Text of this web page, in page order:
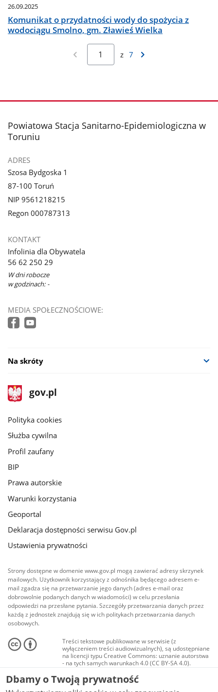
26.09.2025
Komunikat o przydatności wody do spożycia z
wodociągu Smolno, gm. Zławieś Wielka
z 7
stopka
Powiatowa Stacja Sanitarno-Epidemiologiczna w
Toruniu
ADRES
Szosa Bydgoska 1
87-100 Toruń
NIP 9561218215
Regon 000787313
KONTAKT
Infolinia dla Obywatela
56 62 250 29
W dni robocze
w godzinach: -
MEDIA SPOŁECZNOŚCIOWE:
Na skróty
stopka
gov.pl
Strona
gov.pl
gov.pl
Polityka cookies
Służba cywilna
Profil zaufany
BIP
Prawa autorskie
Warunki korzystania
Geoportal
Deklaracja dostępności serwisu Gov.pl
Ustawienia prywatności
Strony dostępne w domenie www.gov.pl mogą zawierać adresy skrzynek
mailowych. Użytkownik korzystający z odnośnika będącego adresem e-
mail zgadza się na przetwarzanie jego danych (adres e-mail oraz
dobrowolnie podanych danych w wiadomości) w celu przesłania
odpowiedzi na przesłane pytania. Szczegóły przetwarzania danych przez
każdą z jednostek znajdują się w ich politykach przetwarzania danych
osobowych.
Treści tekstowe publikowane w serwisie (z
wyłączeniem treści audiowizualnych), są udostępniane
na licencji typu Creative Commons: uznanie autorstwa
- na tych samych warunkach 4.0 (CC BY-SA 4.0).
Materiały audiowizualne, w tym zdjęcia, materiały
audio i wideo, są udostępniane na licencji typu
Creative Commons: uznanie autorstwa użycie
Dbamy o Twoją prywatność